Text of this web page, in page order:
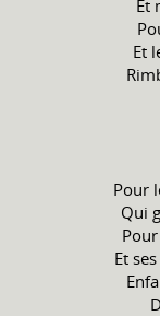
Et
Et
Pour
Qui
Et